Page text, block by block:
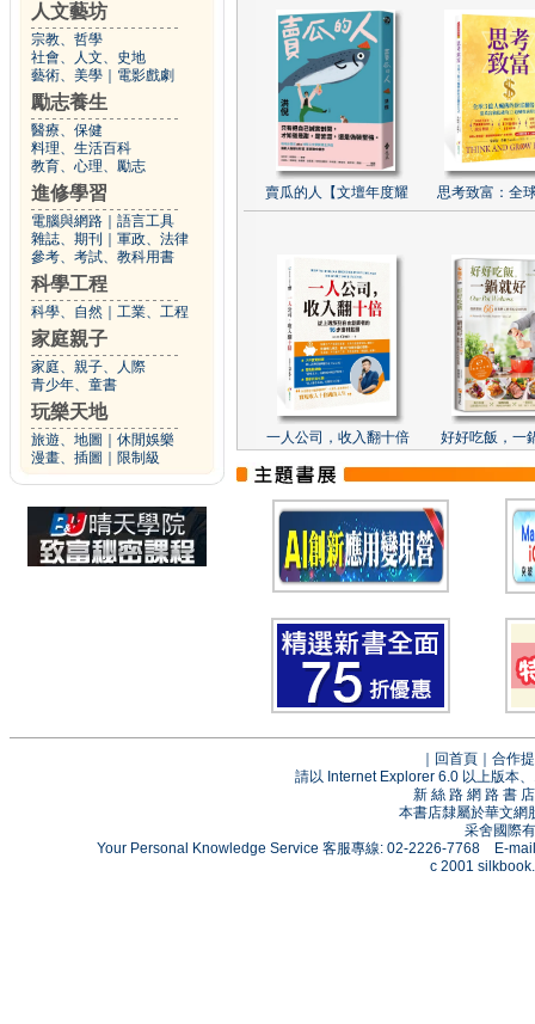
人文藝坊
宗教、哲學
社會、人文、史地
藝術、美學
電影戲劇
勵志養生
醫療、保健
料理、生活百科
教育、心理、勵志
進修學習
電腦與網路
語言工具
雜誌、期刊
軍政、法律
參考、考試、教科用書
科學工程
科學、自然 工業、工程
家庭親子
家庭、親子、人際
青少年、童書
玩樂天地
旅遊、地圖
休閒娛樂
漫畫、插圖
限制級
賣瓜的人【文壇年度耀 思考致富：全
一人公司，收入翻十倍 好好吃飯，一
回首頁
合作
請以 Internet Explorer 6.0 以上版本
新 絲 路 網 路 書
本書店隸屬於華文網
采舍國際
Your Personal Knowledge Service 客服專線: 02-2226-7768 E-
c 2001